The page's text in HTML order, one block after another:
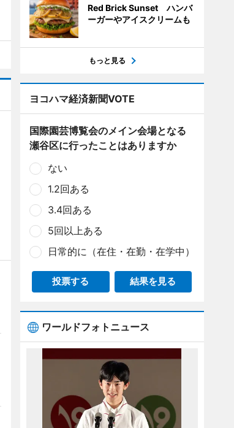
Red Brick Sunset ハンバ
ーガーやアイスクリームも
もっと見る
ヨコハマ経済新聞VOTE
国際園芸博覧会のメイン会場となる
瀬谷区に行ったことはありますか
ない
1.2回ある
3.4回ある
5回以上ある
日常的に（在住・在勤・在学中）
投票する 結果を見る
ワールドフォトニュース